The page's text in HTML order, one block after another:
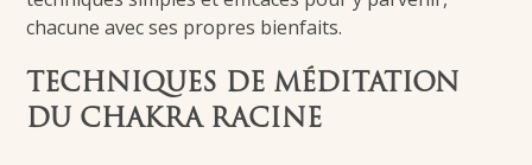
chacune avec ses propres bienfaits.
TECHNIQUES DE MÉDITATION
DU CHAKRA RACINE